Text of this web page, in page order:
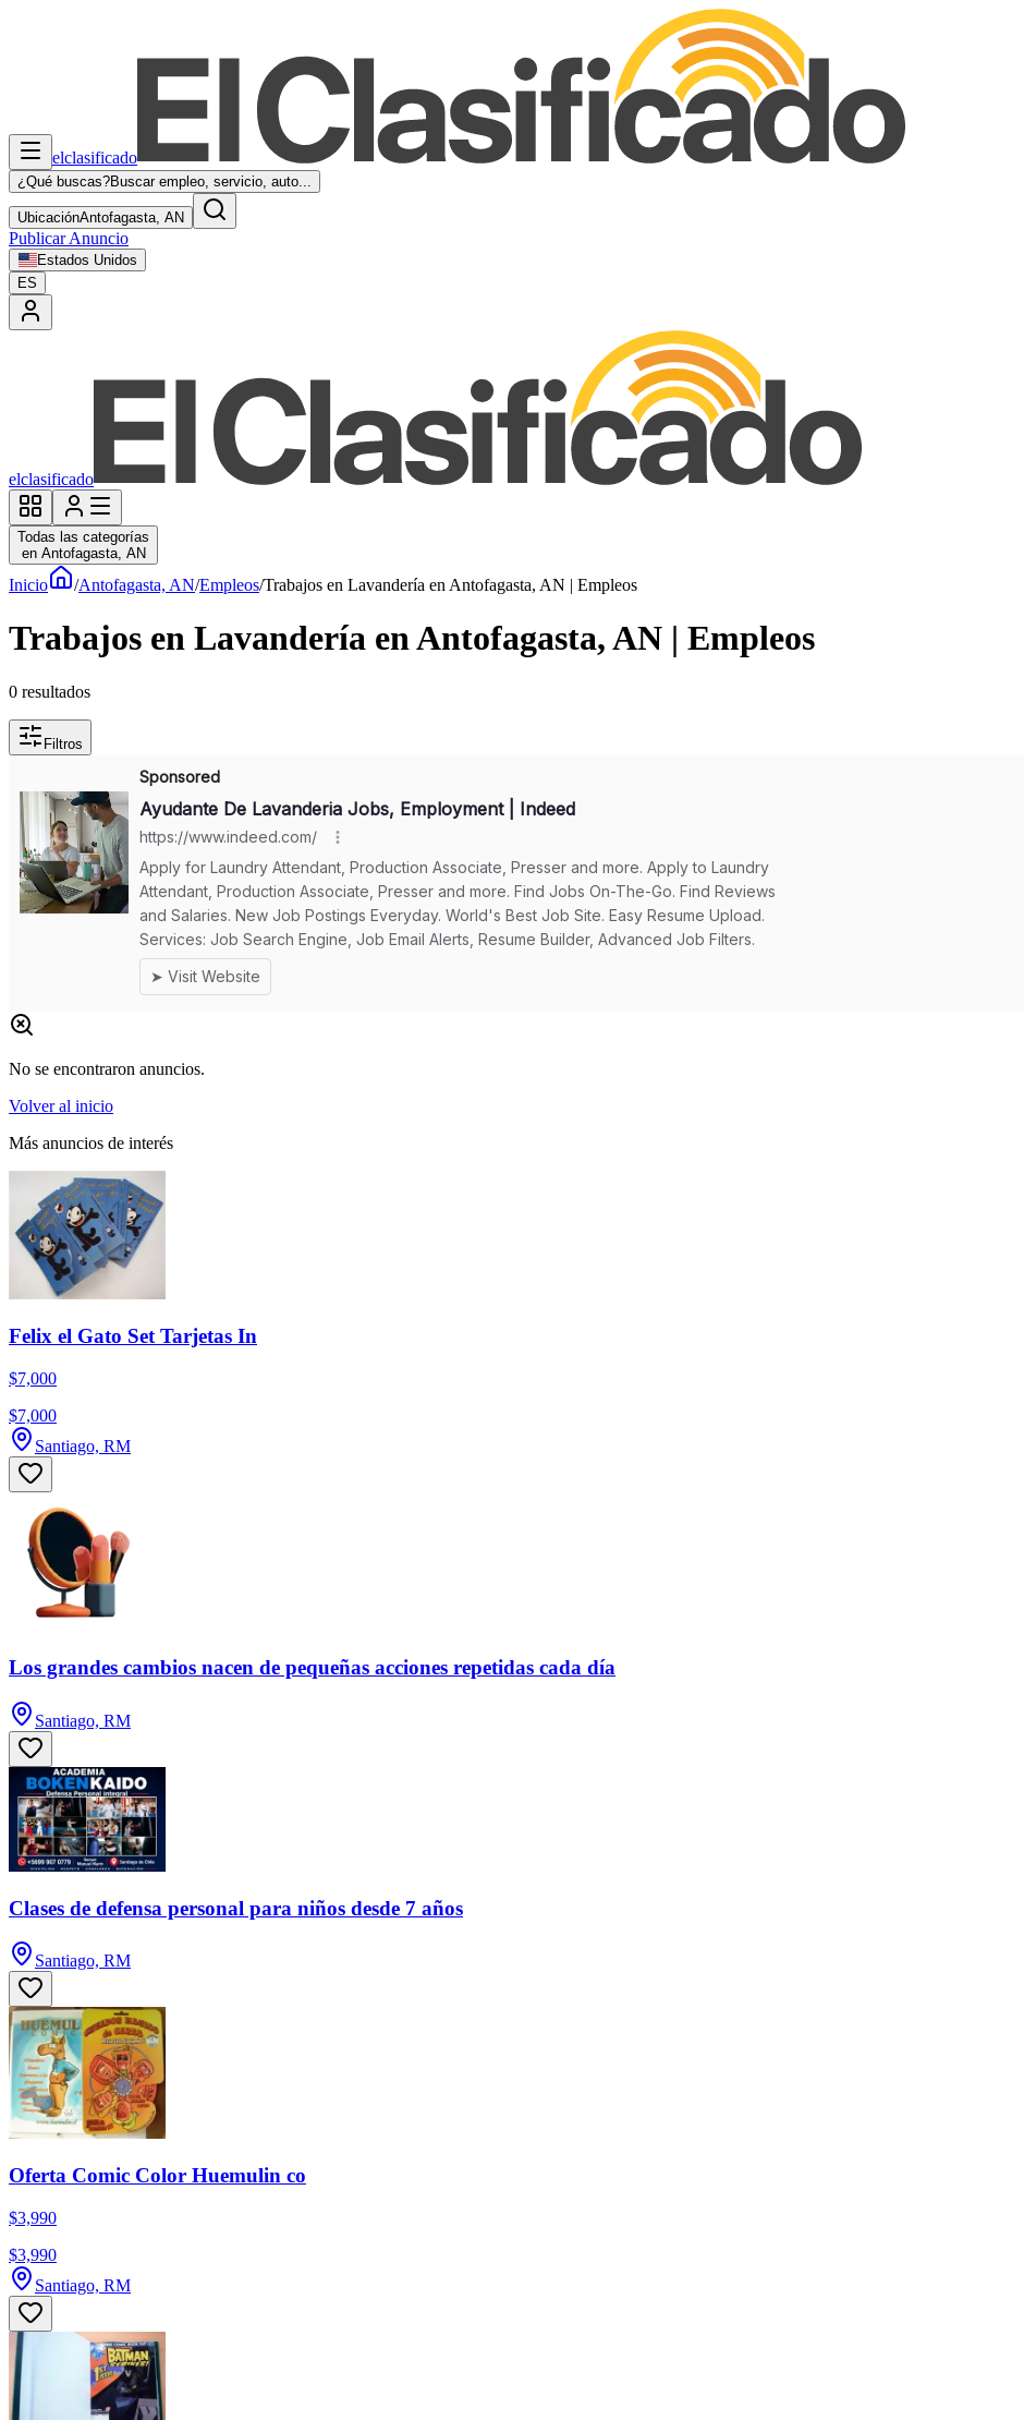
elclasificado
¿Qué buscas?Buscar empleo, servicio, auto...
UbicaciónAntofagasta, AN
Publicar Anuncio
Estados Unidos
ES
elclasificado
Todas las categorías
en Antofagasta, AN
Inicio /Antofagasta, AN/Empleos/Trabajos en Lavandería en Antofagasta, AN | Empleos
Trabajos en Lavandería en Antofagasta, AN | Empleos
0 resultados
Filtros
No se encontraron anuncios.
Volver al inicio
Más anuncios de interés
Felix el Gato Set Tarjetas In
$7,000
$7,000
Santiago, RM
Los grandes cambios nacen de pequeñas acciones repetidas cada día
Santiago, RM
Clases de defensa personal para niños desde 7 años
Santiago, RM
Oferta Comic Color Huemulin co
$3,990
$3,990
Santiago, RM